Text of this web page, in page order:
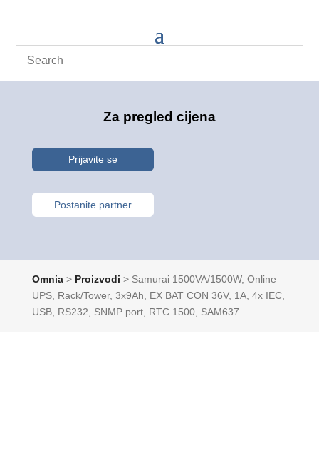
Za pregled cijena
Prijavite se
Postanite partner
Omnia> Proizvodi > Samurai 1500VA/1500W, Online
UPS, Rack/Tower, 3x9Ah, EX BAT CON 36V, 1A, 4x IEC,
USB, RS232, SNMP port, RTC 1500, SAM637